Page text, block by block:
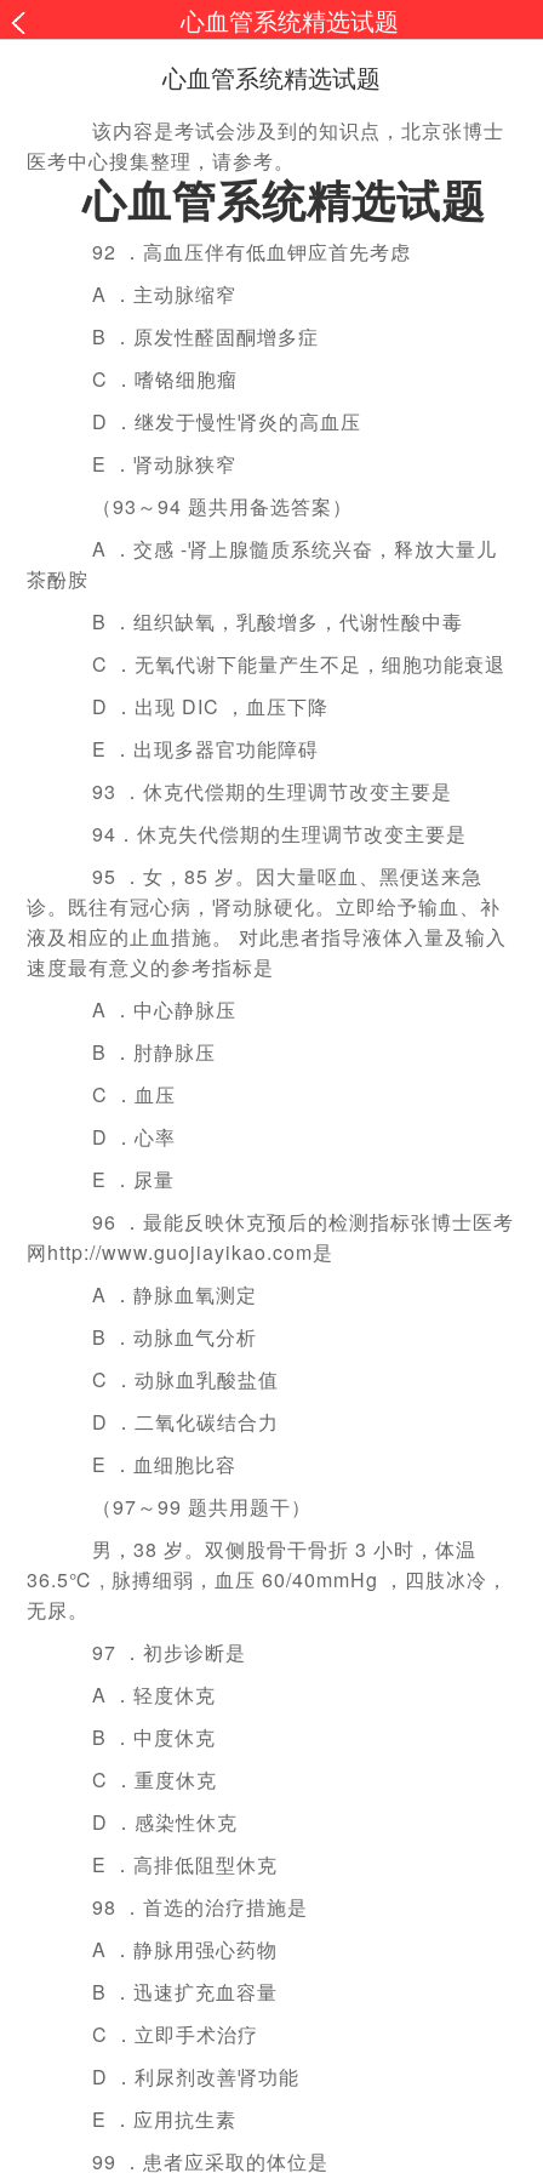
心血管系统精选试题
心血管系统精选试题
该内容是考试会涉及到的知识点，北京张博士
医考中心搜集整理，请参考。
心血管系统精选试题
92 ．高血压伴有低血钾应首先考虑
A ．主动脉缩窄
B ．原发性醛固酮增多症
C ．嗜铬细胞瘤
D ．继发于慢性肾炎的高血压
E ．肾动脉狭窄
（93～94 题共用备选答案）
A ．交感 -肾上腺髓质系统兴奋，释放大量儿
茶酚胺
B ．组织缺氧，乳酸增多，代谢性酸中毒
C ．无氧代谢下能量产生不足，细胞功能衰退
D ．出现 DIC ，血压下降
E ．出现多器官功能障碍
93 ．休克代偿期的生理调节改变主要是
94．休克失代偿期的生理调节改变主要是
95 ．女，85 岁。因大量呕血、黑便送来急
诊。既往有冠心病，肾动脉硬化。立即给予输血、补
液及相应的止血措施。 对此患者指导液体入量及输入
速度最有意义的参考指标是
A ．中心静脉压
B ．肘静脉压
C ．血压
D ．心率
E ．尿量
96 ．最能反映休克预后的检测指标张博士医考
网http://www.guojiayikao.com是
A ．静脉血氧测定
B ．动脉血气分析
C ．动脉血乳酸盐值
D ．二氧化碳结合力
E ．血细胞比容
（97～99 题共用题干）
男，38 岁。双侧股骨干骨折 3 小时，体温
36.5℃ , 脉搏细弱，血压 60/40mmHg ，四肢冰冷，
无尿。
97 ．初步诊断是
A ．轻度休克
B ．中度休克
C ．重度休克
D ．感染性休克
E ．高排低阻型休克
98 ．首选的治疗措施是
A ．静脉用强心药物
B ．迅速扩充血容量
C ．立即手术治疗
D ．利尿剂改善肾功能
E ．应用抗生素
99 ．患者应采取的体位是